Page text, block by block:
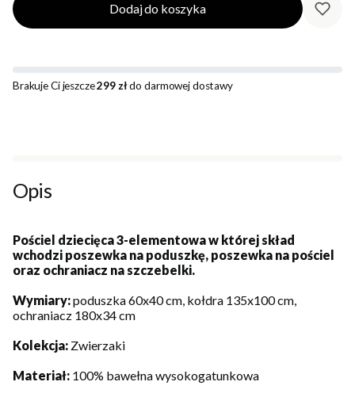
Dodaj do koszyka
Brakuje Ci jeszcze299 złdo darmowej dostawy
Opis
Pościel dziecięca 3-elementowa w której skład
wchodzi poszewka na poduszkę, poszewka na pościel
oraz ochraniacz na szczebelki.
Wymiary:poduszka 60x40 cm, kołdra 135x100 cm,
ochraniacz 180x34 cm
Kolekcja: Zwierzaki
Materiał: 100% bawełna wysokogatunkowa